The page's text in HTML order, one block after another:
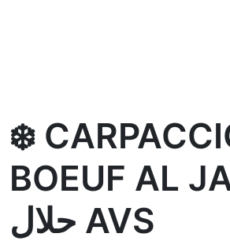
❄️
BOEUF AL
حلال AVS